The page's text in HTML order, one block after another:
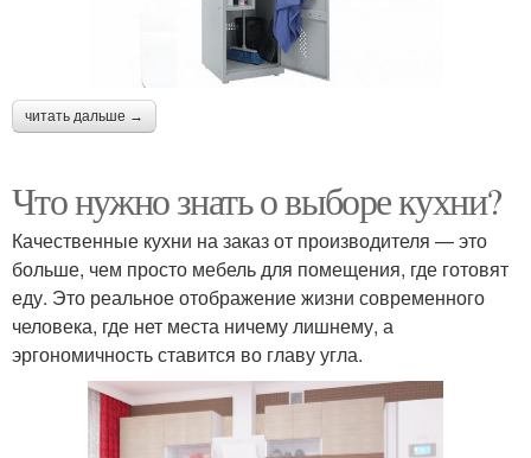
читать дальше →
Что нужно знать о выборе кухни?
Качественные кухни на заказ от производителя — это
больше, чем просто мебель для помещения, где готовят
еду. Это реальное отображение жизни современного
человека, где нет места ничему лишнему, а
эргономичность ставится во главу угла.